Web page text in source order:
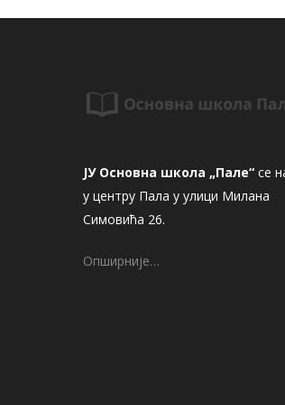
ЈУ Основна школа „Пале“ се
у центру Пала у улици Милана
Симовића 26.
Опширније…